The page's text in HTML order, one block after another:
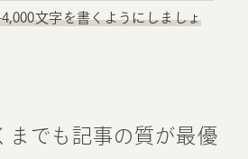
文字を書くようにしましょ
までも記事の質が最優